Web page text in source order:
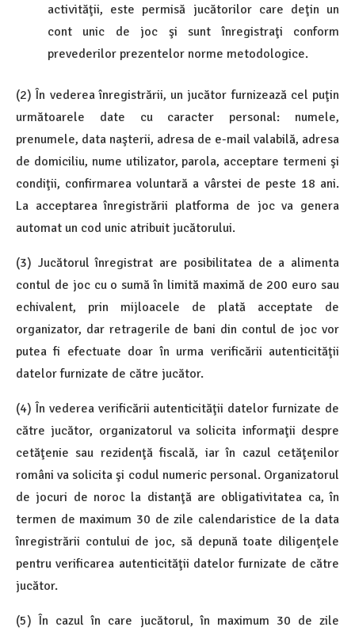
activităţii, este permisă jucătorilor care deţin un
cont unic de joc şi sunt înregistraţi conform
prevederilor prezentelor norme metodologice.
(2) În vederea înregistrării, un jucător furnizează cel puţin
următoarele date cu caracter personal: numele,
prenumele, data naşterii, adresa de e-mail valabilă, adresa
de domiciliu, nume utilizator, parola, acceptare termeni şi
condiţii, confirmarea voluntară a vârstei de peste 18 ani.
La acceptarea înregistrării platforma de joc va genera
automat un cod unic atribuit jucătorului.
(3) Jucătorul înregistrat are posibilitatea de a alimenta
contul de joc cu o sumă în limită maximă de 200 euro sau
echivalent, prin mijloacele de plată acceptate de
organizator, dar retragerile de bani din contul de joc vor
putea fi efectuate doar în urma verificării autenticităţii
datelor furnizate de către jucător.
(4) În vederea verificării autenticităţii datelor furnizate de
către jucător, organizatorul va solicita informaţii despre
cetăţenie sau rezidenţă fiscală, iar în cazul cetăţenilor
români va solicita şi codul numeric personal. Organizatorul
de jocuri de noroc la distanţă are obligativitatea ca, în
termen de maximum 30 de zile calendaristice de la data
înregistrării contului de joc, să depună toate diligenţele
pentru verificarea autenticităţii datelor furnizate de către
jucător.
(5) În cazul în care jucătorul, în maximum 30 de zile